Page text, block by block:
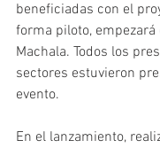
beneficiadas con el
forma piloto,
Machala. Todos los
sectores estuvieron
evento.
En el lanzamiento,